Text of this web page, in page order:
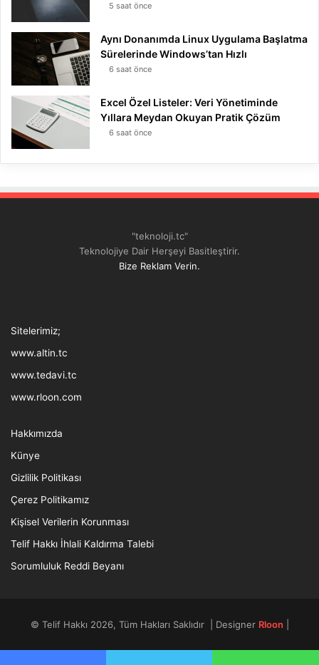
5 saat önce
Aynı Donanımda Linux Uygulama Başlatma
Sürelerinde Windows’tan Hızlı
6 saat önce
Excel Özel Listeler: Veri Yönetiminde
Yıllara Meydan Okuyan Pratik Çözüm
6 saat önce
"teknoloji.tc"
Teknolojiye Dair Herşeyi Basitleştirir.
Bize Reklam Verin.
Sitelerimiz;
www.altin.tc
www.tedavi.tc
www.rloon.com
Hakkımızda
Künye
Gizlilik Politikası
Çerez Politikamız
Kişisel Verilerin Korunması
Telif Hakkı İhlali Kaldırma Talebi
Sorumluluk Reddi Beyanı
© Telif Hakkı 2026, Tüm Hakları Saklıdır | Designer Rloon